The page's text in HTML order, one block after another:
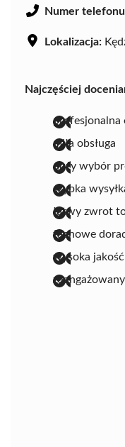
Numer
Lokalizacja:
Najczęściej
profesjonalna
miła obsługa
duży wybór
szybka
łatwy zwrot
fachowe
wysoka